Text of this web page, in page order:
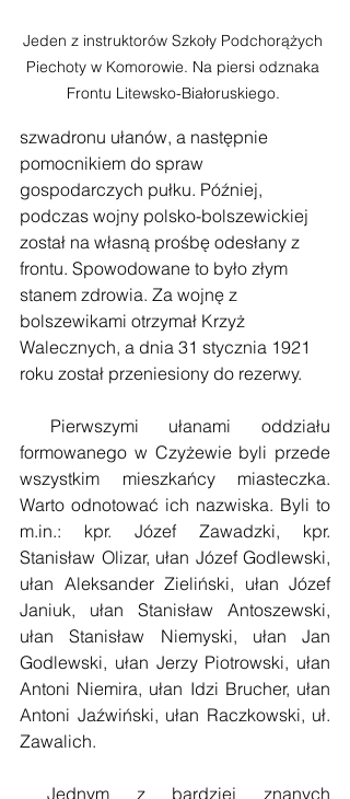
Jeden z instruktorów Szkoły Podchorążych
Piechoty w Komorowie. Na piersi odznaka
Frontu Litewsko-Białoruskiego.
szwadronu ułanów, a następnie
pomocnikiem do spraw
gospodarczych pułku. Później,
podczas wojny polsko-bolszewickiej
został na własną prośbę odesłany z
frontu. Spowodowane to było złym
stanem zdrowia. Za wojnę z
bolszewikami otrzymał Krzyż
Walecznych, a dnia 31 stycznia 1921
roku został przeniesiony do rezerwy.
formowanego w Czyżewie byli przede
wszystkim mieszkańcy miasteczka.
Warto odnotować ich nazwiska. Byli to
m.in.: kpr. Józef Zawadzki, kpr.
Stanisław Olizar, ułan Józef Godlewski,
ułan Aleksander Zieliński, ułan Józef
Janiuk, ułan Stanisław Antoszewski,
ułan Stanisław Niemyski, ułan Jan
Godlewski, ułan Jerzy Piotrowski, ułan
Antoni Niemira, ułan Idzi Brucher, ułan
Antoni Jaźwiński, ułan Raczkowski, uł.
Zawalich.